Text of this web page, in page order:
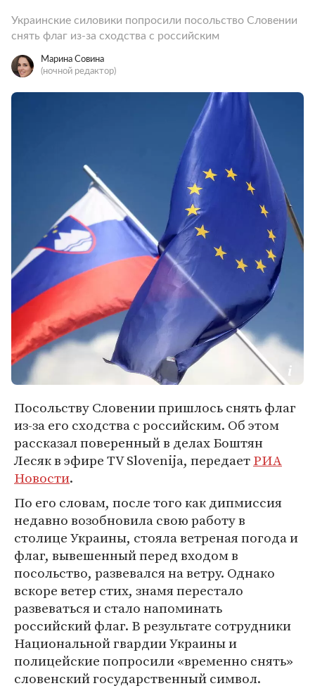
Украинские силовики попросили посольство Словении
снять флаг из-за сходства с российским
Марина Совина
(ночной редактор)
Посольству Словении пришлось снять флаг
из-за его сходства с российским. Об этом
рассказал поверенный в делах Боштян
Лесяк в эфире TV Slovenija, передаетРИА
Новости.
По его словам, после того как дипмиссия
недавно возобновила свою работу в
столице Украины, стояла ветреная погода и
флаг, вывешенный перед входом в
посольство, развевался на ветру. Однако
вскоре ветер стих, знамя перестало
развеваться и стало напоминать
российский флаг. В результате сотрудники
Национальной гвардии Украины и
полицейские попросили «временно снять»
словенский государственный символ.